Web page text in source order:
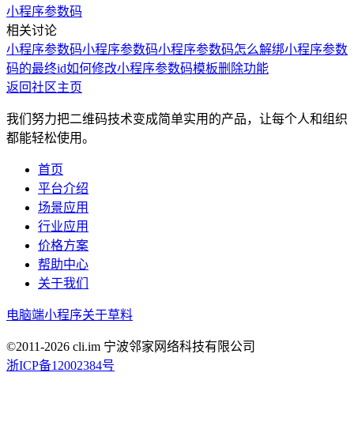
小程序参数码
相关讨论
小程序参数码小程序参数码小程序参数码怎么解绑小程序参数
码的最终id如何修改小程序参数码模板删除功能
返回社区主页
我们努力把二维码技术变成简单实用的产品，让每个人和组织
都能轻松使用。
首页
平台介绍
场景应用
行业应用
价格方案
帮助中心
关于我们
电脑端小程序关于草料
©2011-2026 cli.im 宁波邻家网络科技有限公司
浙ICP备12002384号